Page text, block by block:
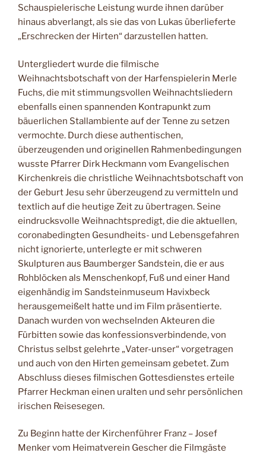
Schauspielerische Leistung wurde ihnen darüber
hinaus abverlangt, als sie das von Lukas überlieferte
„Erschrecken der Hirten“ darzustellen hatten.
Untergliedert wurde die filmische
Weihnachtsbotschaft von der Harfenspielerin Merle
Fuchs, die mit stimmungsvollen Weihnachtsliedern
ebenfalls einen spannenden Kontrapunkt zum
bäuerlichen Stallambiente auf der Tenne zu setzen
vermochte. Durch diese authentischen,
überzeugenden und originellen Rahmenbedingungen
wusste Pfarrer Dirk Heckmann vom Evangelischen
Kirchenkreis die christliche Weihnachtsbotschaft von
der Geburt Jesu sehr überzeugend zu vermitteln und
textlich auf die heutige Zeit zu übertragen. Seine
eindrucksvolle Weihnachtspredigt, die die aktuellen,
coronabedingten Gesundheits- und Lebensgefahren
nicht ignorierte, unterlegte er mit schweren
Skulpturen aus Baumberger Sandstein, die er aus
Rohblöcken als Menschenkopf, Fuß und einer Hand
eigenhändig im Sandsteinmuseum Havixbeck
herausgemeißelt hatte und im Film präsentierte.
Danach wurden von wechselnden Akteuren die
Fürbitten sowie das konfessionsverbindende, von
Christus selbst gelehrte „Vater-unser“ vorgetragen
und auch von den Hirten gemeinsam gebetet. Zum
Abschluss dieses filmischen Gottesdienstes erteile
Pfarrer Heckman einen uralten und sehr persönlichen
irischen Reisesegen.
Zu Beginn hatte der Kirchenführer Franz – Josef
Menker vom Heimatverein Gescher die Filmgäste